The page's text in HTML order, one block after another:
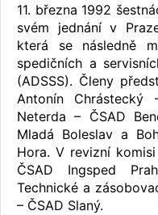
11. března 1992
svém jednání v
která se následně
spedičních a
(ADSSS). Členy
Antonín Chrástecký
Neterda – ČSAD
Mladá Boleslav a
Hora. V revizní
ČSAD Ingsped
Technické a
– ČSAD Slaný.